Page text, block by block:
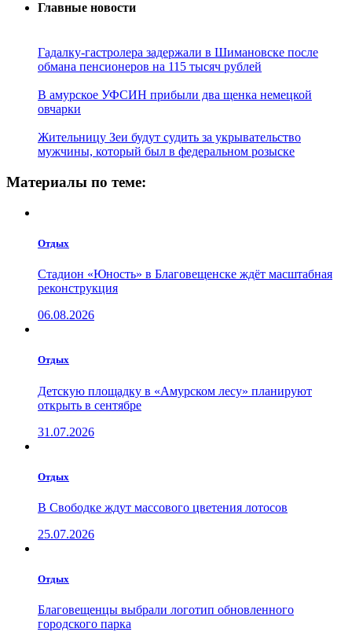
Главные новости
Гадалку-гастролера задержали в Шимановске после
обмана пенсионеров на 115 тысяч рублей
В амурское УФСИН прибыли два щенка немецкой
овчарки
Жительницу Зеи будут судить за укрывательство
мужчины, который был в федеральном розыске
Материалы по теме:
Отдых
Стадион «Юность» в Благовещенске ждёт масштабная
реконструкция
06.08.2026
Отдых
Детскую площадку в «Амурском лесу» планируют
открыть в сентябре
31.07.2026
Отдых
В Свободке ждут массового цветения лотосов
25.07.2026
Отдых
Благовещенцы выбрали логотип обновленного
городского парка